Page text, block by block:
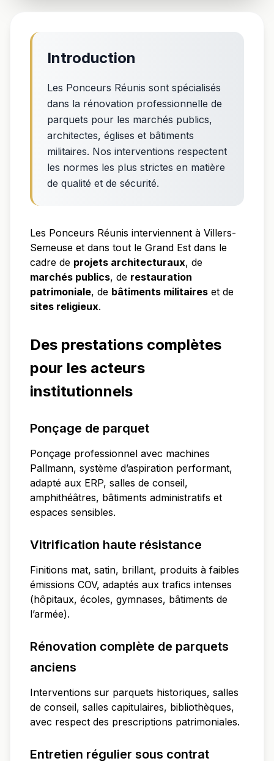
Introduction
Les Ponceurs Réunis sont spécialisés
dans la rénovation professionnelle de
parquets pour les marchés publics,
architectes, églises et bâtiments
militaires. Nos interventions respectent
les normes les plus strictes en matière
de qualité et de sécurité.
Les Ponceurs Réunis interviennent à Villers-
Semeuse et dans tout le Grand Est dans le
cadre de projets architecturaux, de
marchés publics, de restauration
patrimoniale, de bâtiments militaires et de
sites religieux.
Des prestations complètes
pour les acteurs
institutionnels
Ponçage de parquet
Ponçage professionnel avec machines
Pallmann, système d’aspiration performant,
adapté aux ERP, salles de conseil,
amphithéâtres, bâtiments administratifs et
espaces sensibles.
Vitrification haute résistance
Finitions mat, satin, brillant, produits à faibles
émissions COV, adaptés aux trafics intenses
(hôpitaux, écoles, gymnases, bâtiments de
l’armée).
Rénovation complète de parquets
anciens
Interventions sur parquets historiques, salles
de conseil, salles capitulaires, bibliothèques,
avec respect des prescriptions patrimoniales.
Entretien régulier sous contrat